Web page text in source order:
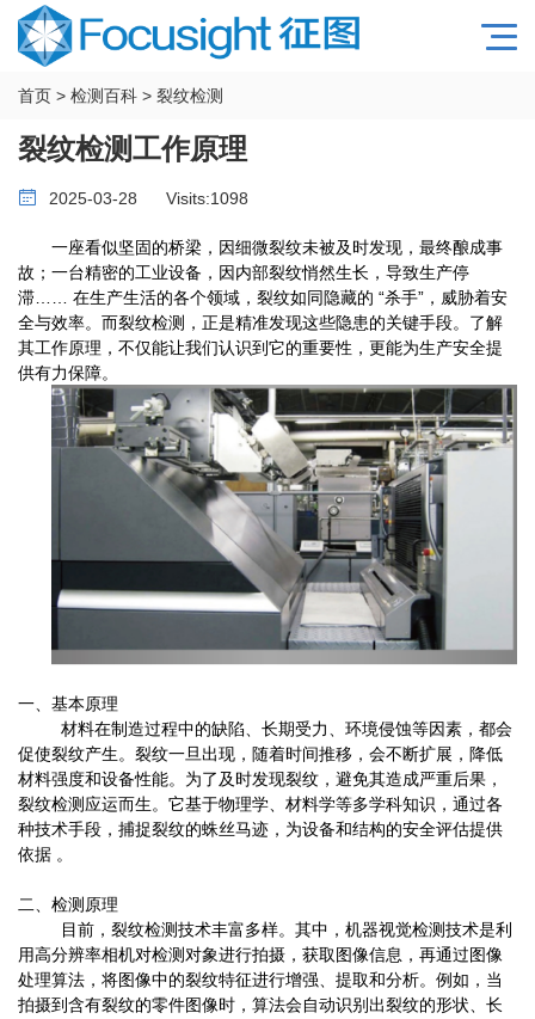
首页 > 检测百科 > 裂纹检测
裂纹检测工作原理
2025-03-28 Visits:1098
一座看似坚固的桥梁，因细微裂纹未被及时发现，最终酿成事
故；一台精密的工业设备，因内部裂纹悄然生长，导致生产停
滞
在生产生活的各个领域，裂纹如同隐藏的 “杀手” ，威胁着安
全与效率。而裂纹检测，正是精准发现这些隐患的关键手段。了解
其工作原理，不仅能让我们认识到它的重要性，更能为生产安全提
供有力保障。
一、基本原理
材料在制造过程中的缺陷、长期受力、环境侵蚀等因素，都会
促使裂纹产生。裂纹一旦出现，随着时间推移，会不断扩展，降低
材料强度和设备性能。为了及时发现裂纹，避免其造成严重后果，
裂纹检测应运而生。它基于物理学、材料学等多学科知识，通过各
种技术手段，捕捉裂纹的蛛丝马迹，为设备和结构的安全评估提供
依据 。
二、检测原理
目前，裂纹检测技术丰富多样。其中，机器视觉检测技术是利
用高分辨率相机对检测对象进行拍摄，获取图像信息，再通过图像
处理算法，将图像中的裂纹特征进行增强、提取和分析。例如，当
拍摄到含有裂纹的零件图像时，算法会自动识别出裂纹的形状、长